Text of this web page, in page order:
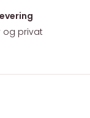
og privat